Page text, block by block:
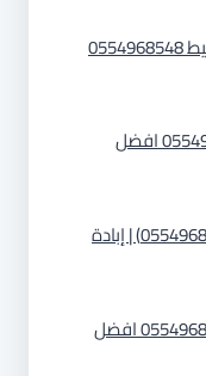
شركة مكافحة الحمام بخميس مشيط 0554968548
شركة مكافحة الحمام بابها 0554968548 افضل
شركة مكافحة حشرات بالجبيل (0554968548) | إبادة
شركة مكافحة حشرات بالدمام 0554968548 افضل